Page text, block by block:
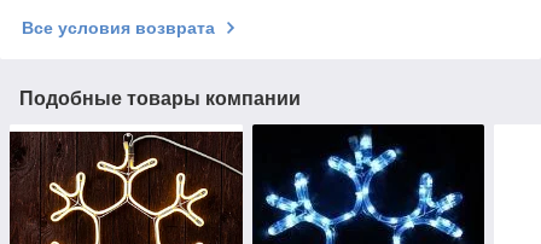
Все условия возврата
Подобные товары компании